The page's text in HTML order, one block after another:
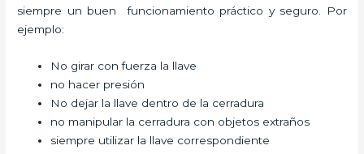
siempre un buen funcionamiento práctico y seguro. Por
ejemplo:
No girar con fuerza la llave
no hacer presión
No dejar la llave dentro de la cerradura
no manipular la cerradura con objetos extraños
siempre utilizar la llave correspondiente